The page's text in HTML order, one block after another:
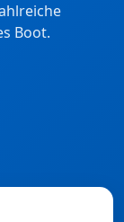
Boot.